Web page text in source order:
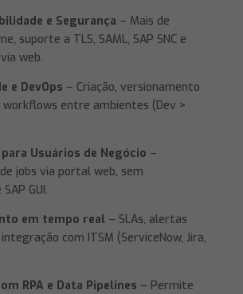
e Segurança – Mais de
suporte a TLS, SAML, SAP SNC e
web.
e DevOps – Criação, versionamento
workflows entre ambientes (Dev >
Usuários de Negócio –
jobs via portal web, sem
GUI.
em tempo real– SLAs, alertas
com ITSM (ServiceNow, Jira,
RPA e Data Pipelines – Permite